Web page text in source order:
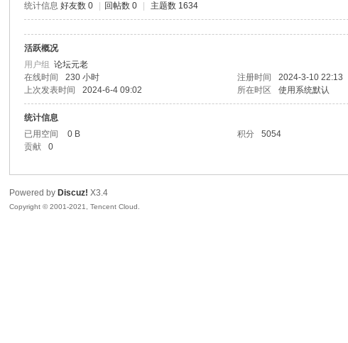
uz!
统计信息 好友数 0 回帖数 0 主题数 1634
活跃概况
用户组论坛元老
在线时间
230 小时 注册时间 2024-3-10 22:13
上次发表时间
2024-6-4 09:02 所在时区 使用系统默认
统计信息
已用空间
0 B 积分 5054
贡献
0
Powered by Discuz! X3.4
Copyright © 2001-2021, Tencent Cloud.